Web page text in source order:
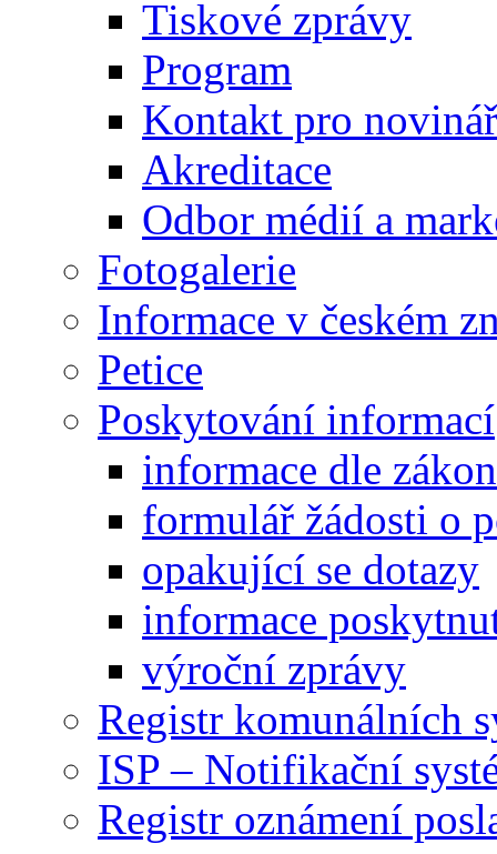
Tiskové zprávy
Program
Kontakt pro
Akreditace
Odbor médií a
Fotogalerie
Informace v českém
Petice
Poskytování informací
informace dle
formulář žádosti o
opakující se dotazy
informace
výroční zprávy
Registr komunálních
ISP – Notifikační
Registr oznámení